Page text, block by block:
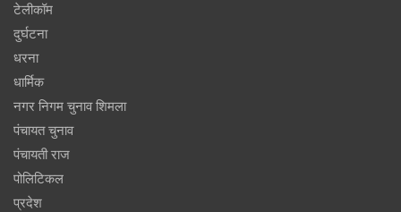
टेलीकॉम
दुर्घटना
धरना
धार्मिक
नगर निगम चुनाव शिमला
पंचायत चुनाव
पंचायती राज
पोलिटिकल
प्रदेश